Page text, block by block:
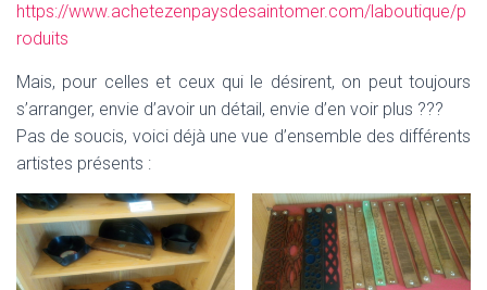
https://www.achetezenpaysdesaintomer.com/laboutique/p
roduits
Mais, pour celles et ceux qui le désirent, on peut toujours
s’arranger, envie d’avoir un détail, envie d’en voir plus ???
Pas de soucis, voici déjà une vue d’ensemble des différents
artistes présents :